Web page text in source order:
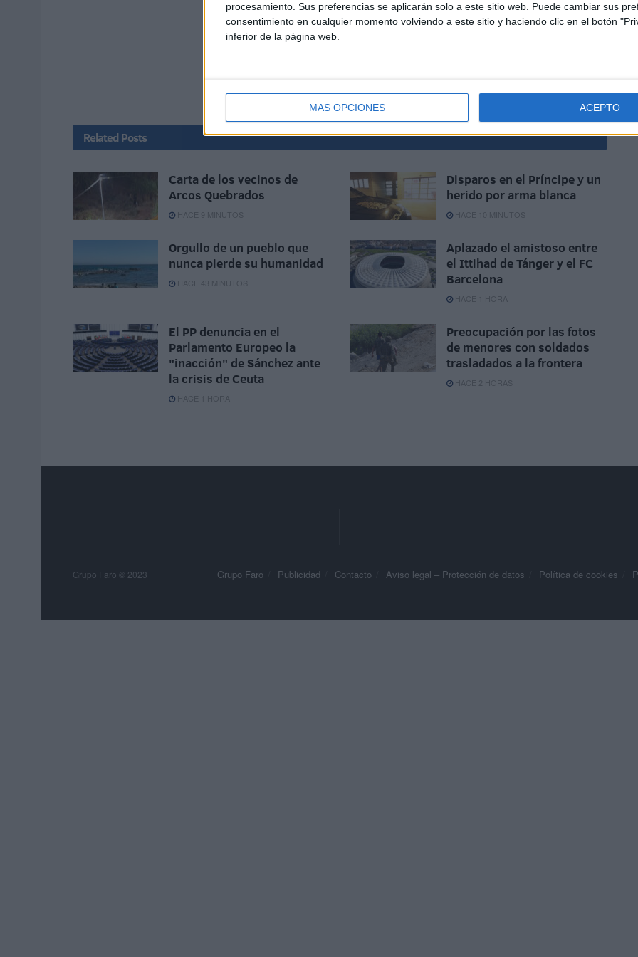
procesamiento. Sus preferencias se aplicarán solo a este sitio web. Puede cambiar sus
consentimiento en cualquier momento volviendo a este sitio y haciendo clic en el botón
inferior de la página web.
MÁS OPCIONES ACEPTO
Related Posts
Carta de los vecinos de
Arcos Quebrados
HACE 9 MINUTOS
Disparos en el Príncipe y un
herido por arma blanca
HACE 10 MINUTOS
Orgullo de un pueblo que
nunca pierde su humanidad
HACE 43 MINUTOS
Aplazado el amistoso entre
el Ittihad de Tánger y el FC
Barcelona
HACE 1 HORA
El PP denuncia en el
Parlamento Europeo la
"inacción" de Sánchez ante
la crisis de Ceuta
HACE 1 HORA
Preocupación por las fotos
de menores con soldados
trasladados a la frontera
HACE 2 HORAS
Grupo Faro Publicidad Contacto Aviso legal – Protección de datos Política de cookies
Grupo Faro © 2023